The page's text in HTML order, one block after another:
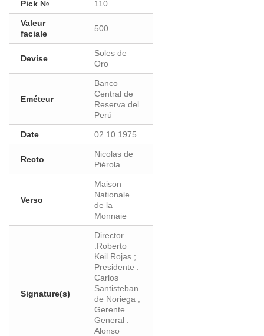
Pick № 110
Valeur
faciale
500
Devise
Soles de
Oro
Eméteur
Banco
Central de
Reserva del
Perú
Date 02.10.1975
Recto
Nicolas de
Piérola
Verso
Maison
Nationale
de la
Monnaie
Signature(s)
Director
:Roberto
Keil Rojas ;
Presidente :
Carlos
Santisteban
de Noriega ;
Gerente
General :
Alonso